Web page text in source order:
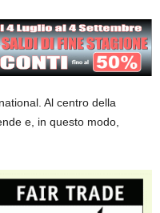
Al centro della
e, in questo modo,